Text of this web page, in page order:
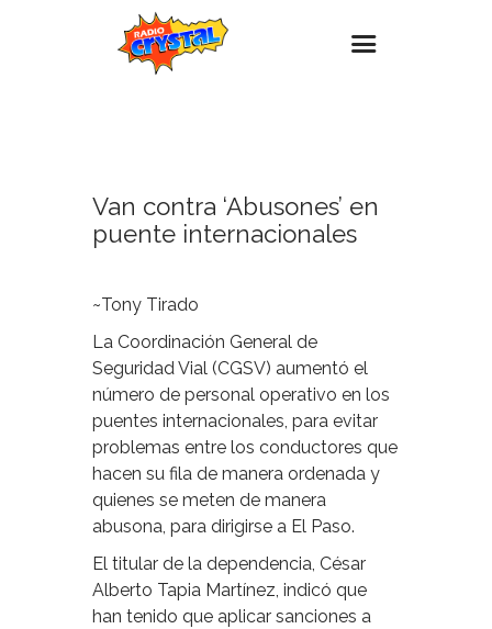
Eventos
Promociones
Contacto
Van contra ‘Abusones’ en
puente internacionales
~Tony Tirado
La Coordinación General de
Seguridad Vial (CGSV) aumentó el
número de personal operativo en los
puentes internacionales, para evitar
problemas entre los conductores que
hacen su fila de manera ordenada y
quienes se meten de manera
abusona, para dirigirse a El Paso.
El titular de la dependencia, César
Alberto Tapia Martínez, indicó que
han tenido que aplicar sanciones a